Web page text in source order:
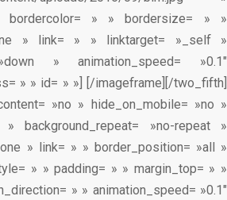
bordercolor= » » bordersize= » »
» link= » » linktarget= »_self »
» animation_speed= »0.1″
» » id= » »] [/imageframe][/two_fifth]
»no » hide_on_mobile= »no »
background_repeat= »no-repeat »
» link= » » border_position= »all »
» » padding= » » margin_top= » »
» » animation_speed= »0.1″